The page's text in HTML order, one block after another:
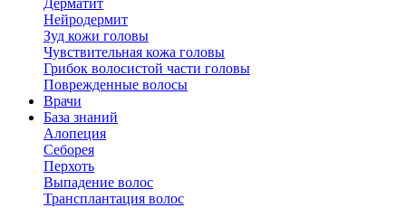
Дерматит
Нейродермит
Зуд кожи головы
Чувствительная кожа головы
Грибок волосистой части головы
Поврежденные волосы
Врачи
База знаний
Алопеция
Себорея
Перхоть
Выпадение волос
Трансплантация волос